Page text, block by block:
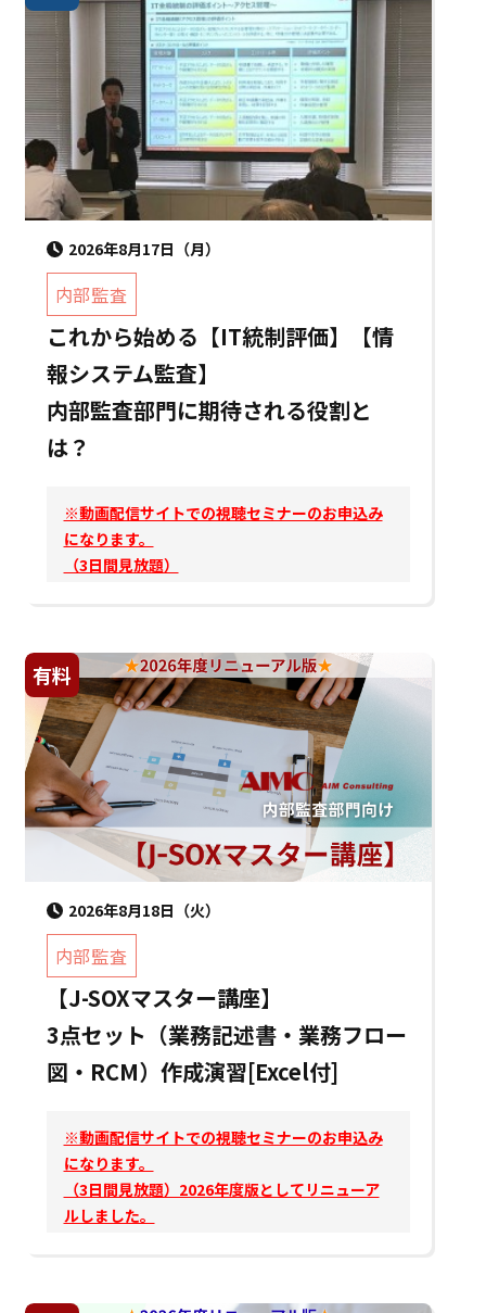
2026年8月17日（月）
内部監査
これから始める【IT統制評価】【情
報システム監査】
内部監査部門に期待される役割と
は？
※動画配信サイトでの視聴セミナーのお申込み
になります。
（3日間見放題）
有料
2026年8月18日（火）
内部監査
【J-SOXマスター講座】
3点セット（業務記述書・業務フロー
図・RCM）作成演習[Excel付]
※動画配信サイトでの視聴セミナーのお申込み
になります。
（3日間見放題）2026年度版としてリニューア
ルしました。